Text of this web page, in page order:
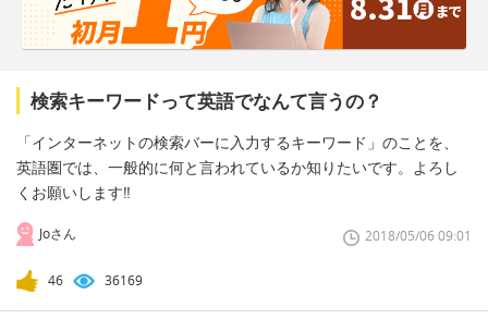
検索キーワードって英語でなんて言うの？
「インターネットの検索バーに入力するキーワード」のことを、
英語圏では、一般的に何と言われているか知りたいです。よろし
くお願いします‼️
Joさん 2018/05/06 09:01
46 36169